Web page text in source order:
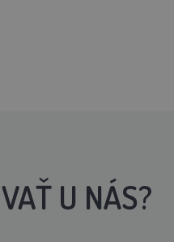
U NÁS?